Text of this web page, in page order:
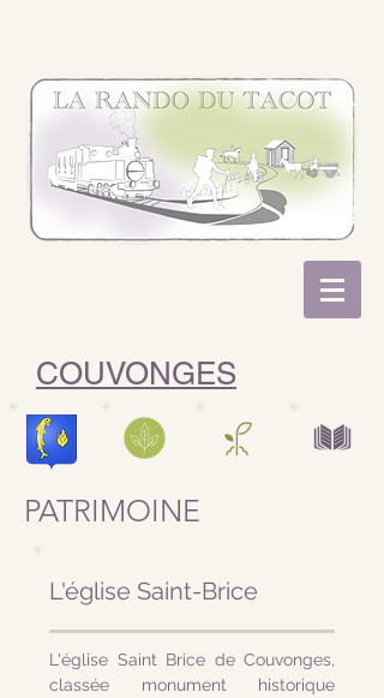
COUVONGES
PATRIMOINE
L'église Saint-Brice
L'église Saint Brice de Couvonges,
classée monument historique